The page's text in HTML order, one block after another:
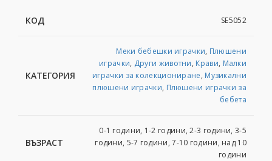
КОД SE5052
КАТЕГОРИЯ
Меки бебешки играчки, Плюшени
играчки, Други животни, Крави, Малки
играчки за колекциониране, Музикални
плюшени играчки, Плюшени играчки за
бебета
ВЪЗРАСТ
0-1 години, 1-2 години, 2-3 години, 3-5
години, 5-7 години, 7-10 години, над 10
години